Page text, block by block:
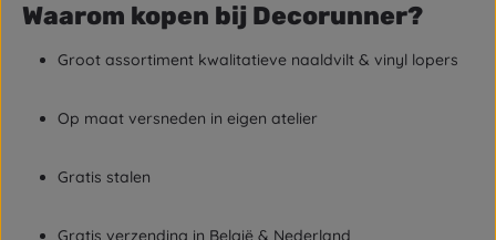
Waarom kopen bij Decorunner?
Groot assortiment kwalitatieve naaldvilt & vinyl lopers
Op maat versneden in eigen atelier
Gratis stalen
Gratis verzending in België & Nederland